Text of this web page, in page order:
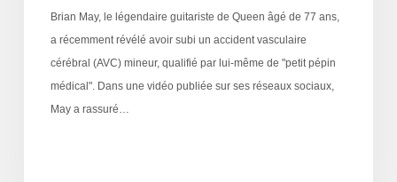
Brian May, le légendaire guitariste de Queen âgé de 77 ans,
a récemment révélé avoir subi un accident vasculaire
cérébral (AVC) mineur, qualifié par lui-même de "petit pépin
médical". Dans une vidéo publiée sur ses réseaux sociaux,
May a rassuré…